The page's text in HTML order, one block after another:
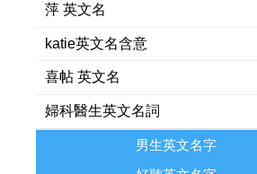
萍 英文名
katie英文名含意
喜帖 英文名
婦科醫生英文名詞
男生英文名字